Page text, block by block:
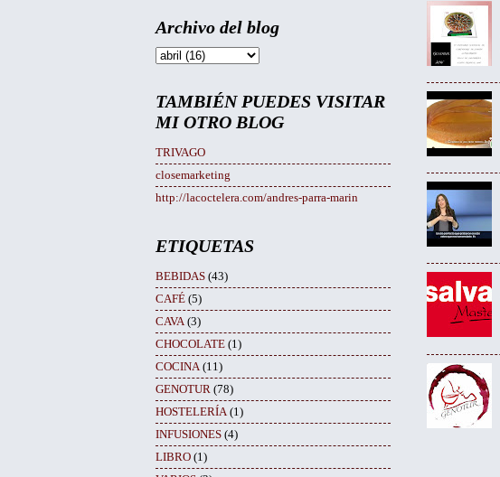
Archivo del blog
TAMBIÉN PUEDES VISITAR
MI OTRO BLOG
TRIVAGO
closemarketing
http://lacoctelera.com/andres-parra-marin
ETIQUETAS
BEBIDAS (43)
CAFÉ (5)
CAVA (3)
CHOCOLATE (1)
COCINA (11)
GENOTUR (78)
HOSTELERÍA (1)
INFUSIONES (4)
LIBRO (1)